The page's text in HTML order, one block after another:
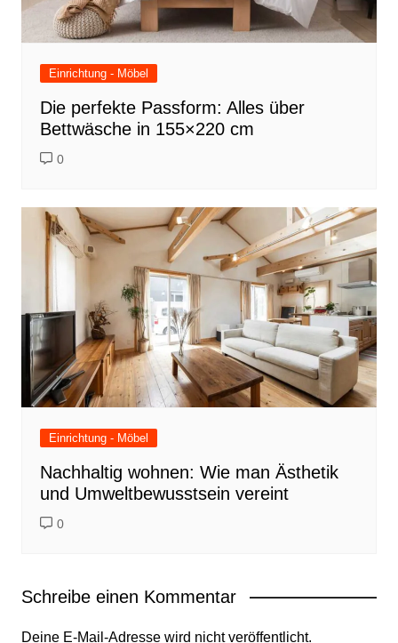
Einrichtung - Möbel
Die perfekte Passform: Alles über
Bettwäsche in 155×220 cm
0
Einrichtung - Möbel
Nachhaltig wohnen: Wie man Ästhetik
und Umweltbewusstsein vereint
0
Schreibe einen Kommentar
Deine E-Mail-Adresse wird nicht veröffentlicht.